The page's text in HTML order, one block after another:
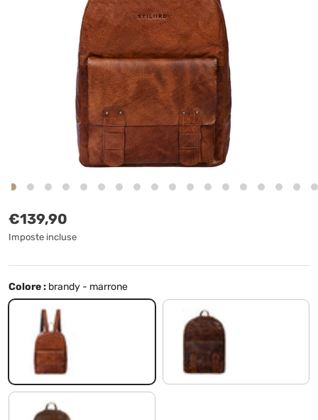
Prezzo normale
€139,90
Imposte incluse
Colore : brandy - marrone
brandy - marrone milano - marrone